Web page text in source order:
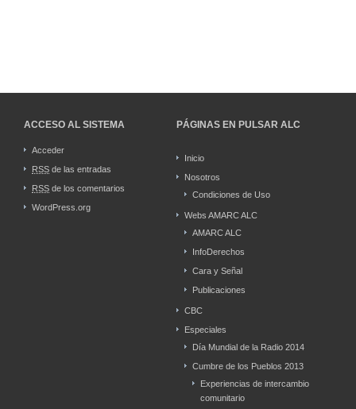
ACCESO AL SISTEMA
Acceder
RSS de las entradas
RSS de los comentarios
WordPress.org
PÁGINAS EN PULSAR ALC
Inicio
Nosotros
Condiciones de Uso
Webs AMARC ALC
AMARC ALC
InfoDerechos
Cara y Señal
Publicaciones
CBC
Especiales
Día Mundial de la Radio 2014
Cumbre de los Pueblos 2013
Experiencias de intercambio
comunitario